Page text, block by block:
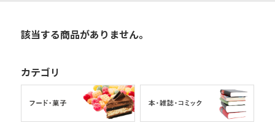
該当する商品がありません。
カテゴリ